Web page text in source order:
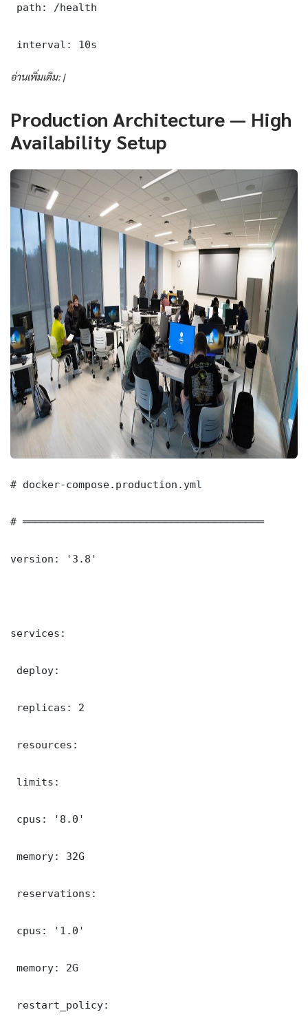
path: /health
interval: 10s
อ่านเพิ่มเติม: |
Production Architecture — High
Availability Setup
# docker-compose.production.yml
# ═══════════════════════════════════════
version: '3.8'
services:
deploy:
replicas: 2
resources:
limits:
cpus: '8.0'
memory: 32G
reservations:
cpus: '1.0'
memory: 2G
restart_policy: